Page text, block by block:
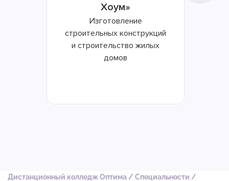
Хоум»
Изготовление
строительных конструкций
и строительство жилых
домов
Дистанционный колледж Оптима / Специальности /